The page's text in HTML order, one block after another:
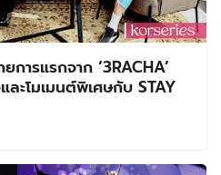
การแรกจาก ‘3RACHA’
ละโมเมนต์พิเศษกับ STAY